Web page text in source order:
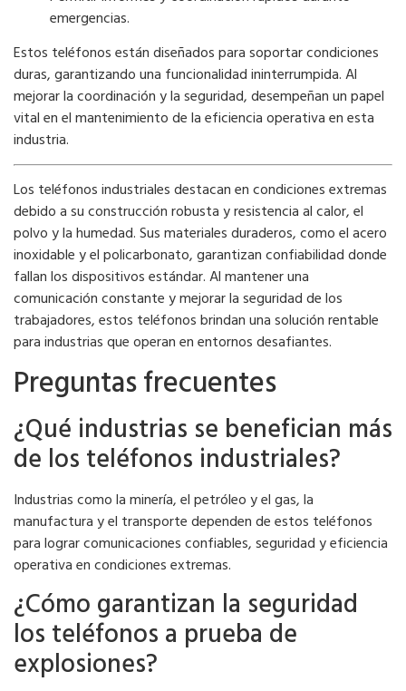
emergencias.
Estos teléfonos están diseñados para soportar condiciones
duras, garantizando una funcionalidad ininterrumpida. Al
mejorar la coordinación y la seguridad, desempeñan un papel
vital en el mantenimiento de la eficiencia operativa en esta
industria.
Los teléfonos industriales destacan en condiciones extremas
debido a su construcción robusta y resistencia al calor, el
polvo y la humedad. Sus materiales duraderos, como el acero
inoxidable y el policarbonato, garantizan confiabilidad donde
fallan los dispositivos estándar. Al mantener una
comunicación constante y mejorar la seguridad de los
trabajadores, estos teléfonos brindan una solución rentable
para industrias que operan en entornos desafiantes.
Preguntas frecuentes
¿Qué industrias se benefician más
de los teléfonos industriales?
Industrias como la minería, el petróleo y el gas, la
manufactura y el transporte dependen de estos teléfonos
para lograr comunicaciones confiables, seguridad y eficiencia
operativa en condiciones extremas.
¿Cómo garantizan la seguridad
los teléfonos a prueba de
explosiones?